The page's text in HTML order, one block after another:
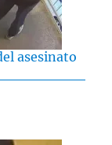
asesinato